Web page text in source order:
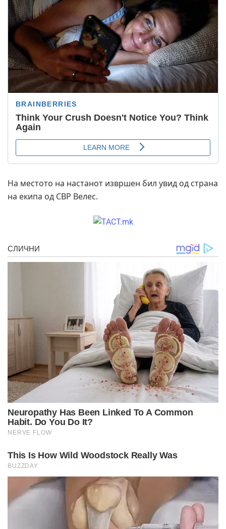
На местото на настанот извршен бил увид од страна
на екипа од СВР Велес.